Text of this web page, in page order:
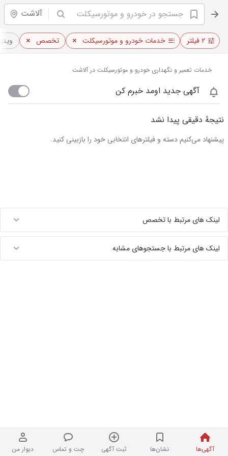
آلاشت
آگهی‌ها نشان‌ها ثبت آگهی چت و تماس دیوار من
۲ فیلتر خدمات خودرو و موتورسیکلت تخصص
خدمات تعمیر و نگهداری خودرو و موتورسیکلت در آلاشت
آگهی جدید اومد خبرم کن
نتیجهٔ دقیقی پیدا نشد
پیشنهاد می‌کنیم دسته و فیلترهای انتخابی خود را بازبینی کنید.
لینک های مرتبط با تخصص
لینک های مرتبط با جستجوهای مشابه